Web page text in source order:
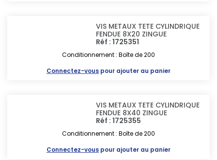
VIS METAUX TETE CYLINDRIQUE
FENDUE 8X20 ZINGUE
Réf : 1725351
Conditionnement : Boîte de 200
Connectez-vous pour ajouter au panier
VIS METAUX TETE CYLINDRIQUE
FENDUE 8X40 ZINGUE
Réf : 1725355
Conditionnement : Boîte de 200
Connectez-vous pour ajouter au panier